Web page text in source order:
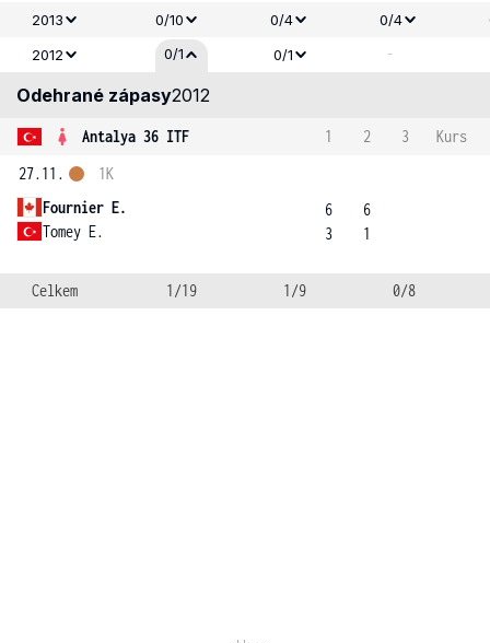
2013
0/10 0/4 0/4
2012
0/1 0/1 -
Odehrané zápasy2012
Antalya 36 ITF 1 2 3
Kurs
27.11.
Fournier E.
Tomey E.
1K
6
3
6
1
Celkem 1/19 1/9 0/8